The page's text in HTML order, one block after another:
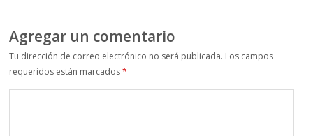
Agregar un comentario
Tu dirección de correo electrónico no será publicada. Los campos
requeridos están marcados*